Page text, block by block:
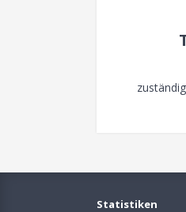
Statistiken